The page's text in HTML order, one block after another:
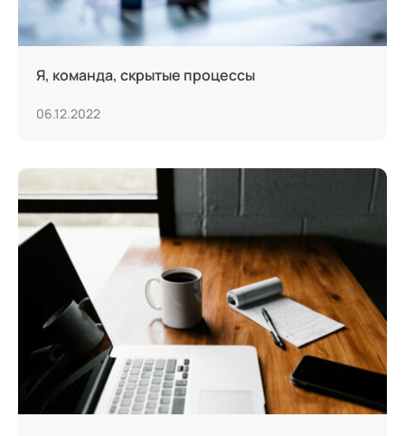
Я, команда, скрытые процессы
06.12.2022